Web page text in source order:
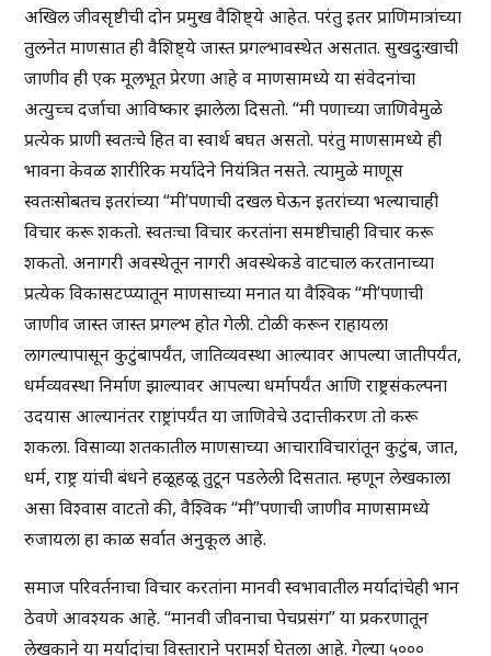
अखिल जीवसृष्टीची दोन प्रमुख वैशिष्ट्ये आहेत. परंतु इतर प्राणिमात्रांच्या
तुलनेत माणसात ही वैशिष्ट्ये जास्त प्रगल्भावस्थेत असतात. सुखदुःखाची
जाणीव ही एक मूलभूत प्रेरणा आहे व माणसामध्ये या संवेदनांचा
अत्युच्च दर्जाचा आविष्कार झालेला दिसतो. “मी पणाच्या जाणिवेमुळे
प्रत्येक प्राणी स्वतःचे हित वा स्वार्थ बघत असतो. परंतु माणसामध्ये ही
भावना केवळ शारीरिक मर्यादेने नियंत्रित नसते. त्यामुळे माणूस
स्वतःसोबतच इतरांच्या “मी’पणाची दखल घेऊन इतरांच्या भल्याचाही
विचार करू शकतो. स्वतःचा विचार करतांना समष्टीचाही विचार करू
शकतो. अनागरी अवस्थेतून नागरी अवस्थेकडे वाटचाल करतानाच्या
प्रत्येक विकासटप्प्यातून माणसाच्या मनात या वैश्विक “मी’पणाची
जाणीव जास्त जास्त प्रगल्भ होत गेली. टोळी करून राहायला
लागल्यापासून कुटुंबापर्यंत, जातिव्यवस्था आल्यावर आपल्या जातीपर्यंत,
धर्मव्यवस्था निर्माण झाल्यावर आपल्या धर्मापर्यंत आणि राष्ट्रसंकल्पना
उदयास आल्यानंतर राष्ट्रांपर्यंत या जाणिवेचे उदात्तीकरण तो करू
शकला. विसाव्या शतकातील माणसाच्या आचाराविचारांतून कुटुंब, जात,
धर्म, राष्ट्र यांची बंधने हळूहळू तुटून पडलेली दिसतात. म्हणून लेखकाला
असा विश्वास वाटतो की, वैश्विक “मी”पणाची जाणीव माणसामध्ये
रुजायला हा काळ सर्वात अनुकूल आहे.
समाज परिवर्तनाचा विचार करतांना मानवी स्वभावातील मर्यादांचेही भान
ठेवणे आवश्यक आहे. “मानवी जीवनाचा पेचप्रसंग” या प्रकरणातून
लेखकाने या मर्यादांचा विस्ताराने परामर्श घेतला आहे. गेल्या ५०००